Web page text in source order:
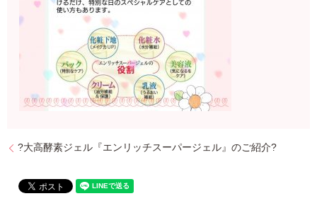
?大高酵素ジェル『エンリッチスーパージェル』のご紹介?